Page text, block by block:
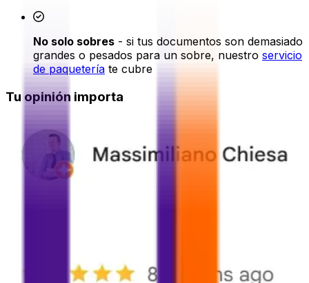
No solo sobres - si tus documentos son demasiado
grandes o pesados para un sobre, nuestro servicio
de paquetería te cubre
Tu opinión importa